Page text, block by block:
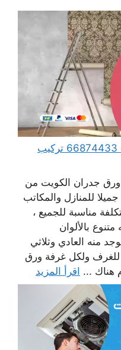
فني تركيب ورق جدران الكويت 66874433 تركيب
جدران الكويت من
للمنازل والمكاتب
مناسبة للجميع ،
بالألوان
منه العادي وثلاثي
للغرف ولكل غرفة ورق
هناك ... اقرأ المزيد